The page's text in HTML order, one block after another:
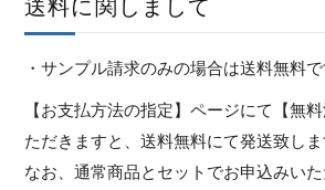
送料に関しまして
・サンプル請求のみの場合は送料無料で
【お支払方法の指定】ページにて【無
ただきますと、送料無料にて発送致しま
なお、通常商品とセットでお申込みいた